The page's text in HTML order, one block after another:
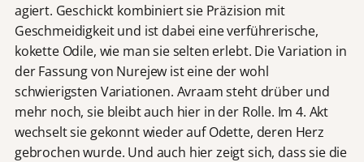
agiert. Geschickt kombiniert sie Präzision mit
Geschmeidigkeit und ist dabei eine verführerische,
kokette Odile, wie man sie selten erlebt. Die Variation in
der Fassung von Nurejew ist eine der wohl
schwierigsten Variationen. Avraam steht drüber und
mehr noch, sie bleibt auch hier in der Rolle. Im 4. Akt
wechselt sie gekonnt wieder auf Odette, deren Herz
gebrochen wurde. Und auch hier zeigt sich, dass sie die